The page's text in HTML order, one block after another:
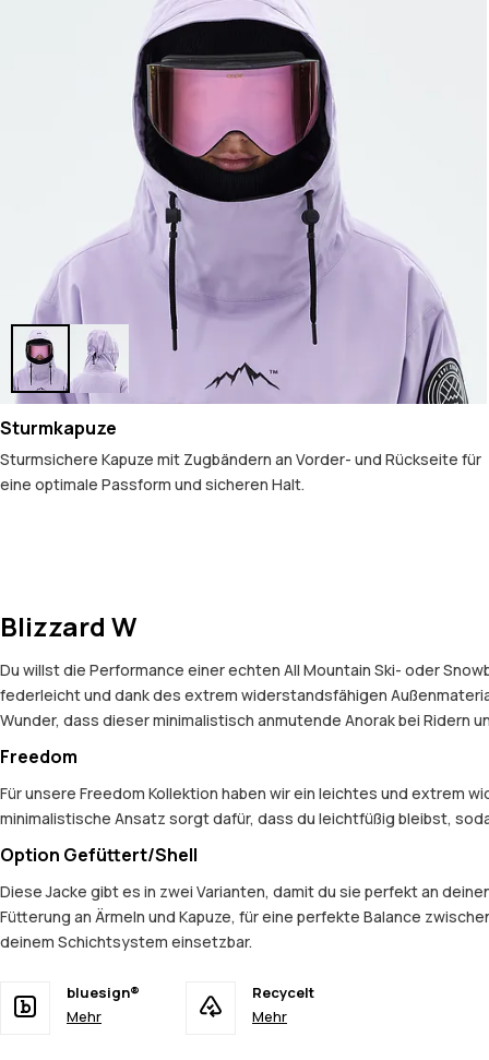
Sturmkapuze
Sturmsichere Kapuze mit Zugbändern an Vorder- und Rückseite für
eine optimale Passform und sicheren Halt.
Blizzard W
Du willst die Performance einer echten All Mountain Ski- oder
federleicht und dank des extrem widerstandsfähigen
Wunder, dass dieser minimalistisch anmutende Anorak bei Ridern
Freedom
Für unsere Freedom Kollektion haben wir ein leichtes und
minimalistische Ansatz sorgt dafür, dass du leichtfüßig bleibst,
Option Gefüttert/Shell
Diese Jacke gibt es in zwei Varianten, damit du sie perfekt an
Fütterung an Ärmeln und Kapuze, für eine perfekte Balance
deinem Schichtsystem einsetzbar.
bluesign®
Mehr
Recycelt
Mehr